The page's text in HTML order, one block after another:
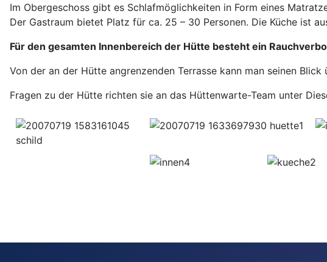
Im Obergeschoss gibt es Schlafmöglichkeiten in Form eines
Der Gastraum bietet Platz für ca. 25 – 30 Personen. Die Küche ist
Für den gesamten Innenbereich der Hütte besteht ein
Von der an der Hütte angrenzenden Terrasse kann man seinen
Fragen zu der Hütte richten sie an das Hüttenwarte-Team unter